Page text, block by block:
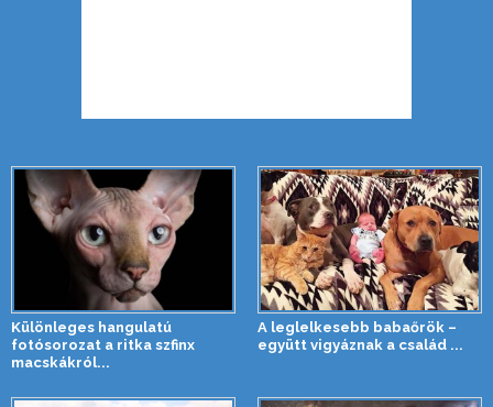
Különleges hangulatú
fotósorozat a ritka szfinx
macskákról...
A leglelkesebb babaőrök –
együtt vigyáznak a család ...